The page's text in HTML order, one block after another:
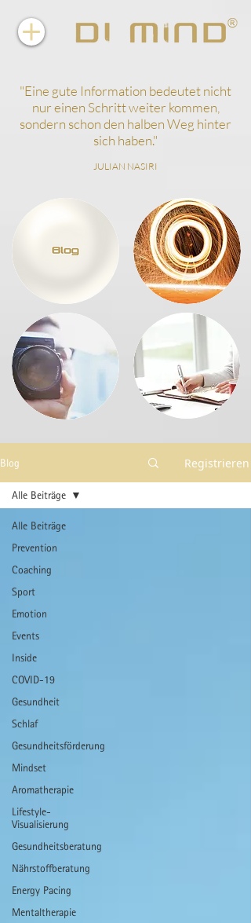
"Eine gute Information bedeutet nicht
nur einen Schritt weiter kommen,
sondern schon den halben Weg hinter
sich haben."
JULIAN NASIRI
Blog Registrieren
Alle Beiträge
Prevention
Coaching
Sport
Emotion
Events
Inside
COVID-19
Gesundheit
Schlaf
Gesundheitsförderung
Mindset
Aromatherapie
Lifestyle-
Visualisierung
Gesundheitsberatung
Nährstoffberatung
Energy Pacing
Mentaltherapie
Alle Beiträge